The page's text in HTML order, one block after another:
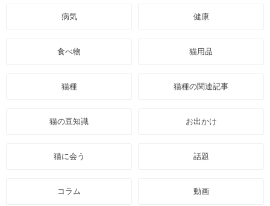
病気 健康
食べ物 猫用品
猫種 猫種の関連記事
猫の豆知識 お出かけ
猫に会う 話題
コラム 動画